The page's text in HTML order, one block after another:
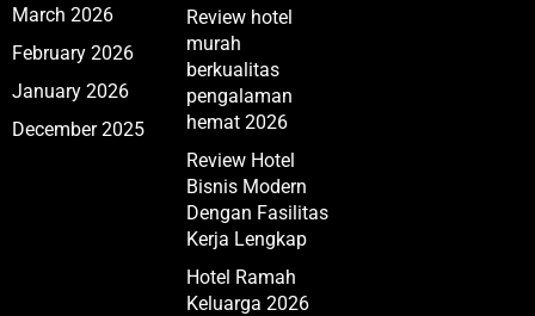
March 2026
February 2026
January 2026
December 2025
Review hotel
murah
berkualitas
pengalaman
hemat 2026
Review Hotel
Bisnis Modern
Dengan Fasilitas
Kerja Lengkap
Hotel Ramah
Keluarga 2026